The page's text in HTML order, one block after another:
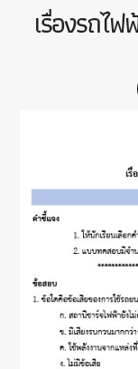
เรื่องรถไ